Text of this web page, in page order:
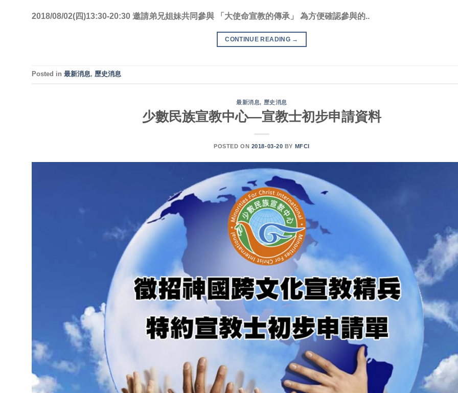
2018/08/02(四)13:30-20:30 邀請弟兄姐妹共同參與 「大使命宣教的傳承」 為方便確認參與的..
CONTINUE READING →
Posted in 最新消息, 歷史消息
最新消息, 歷史消息
少數民族宣教中心—宣教士初步申請資料
POSTED ON 2018-03-20 BY MFCI